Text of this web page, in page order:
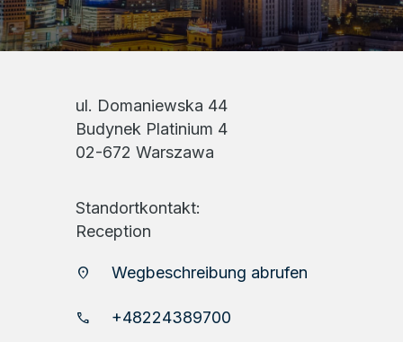
ul. Domaniewska 44
Budynek Platinium 4
02-672 Warszawa
Standortkontakt:
Reception
location_on Wegbeschreibung abrufen
phone +48224389700